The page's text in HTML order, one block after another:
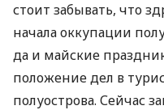
стоит забывать, что
начала оккупации
да и майские
положение дел в
полуострова. Сейчас